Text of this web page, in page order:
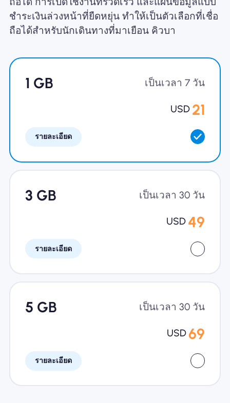
เกี่ยวกับ eSIM
ชำระเงินล่วงหน้าที่ยืดหยุ่น ทำให้เป็นตัวเลือกที่เชื่อ
ถือได้สำหรับนักเดินทางที่มาเยือน คิวบา
1 GB เป็นเวลา 7 วัน
USD 21
รายละเอียด
3 GB เป็นเวลา 30 วัน
USD 49
รายละเอียด
5 GB เป็นเวลา 30 วัน
USD 69
รายละเอียด